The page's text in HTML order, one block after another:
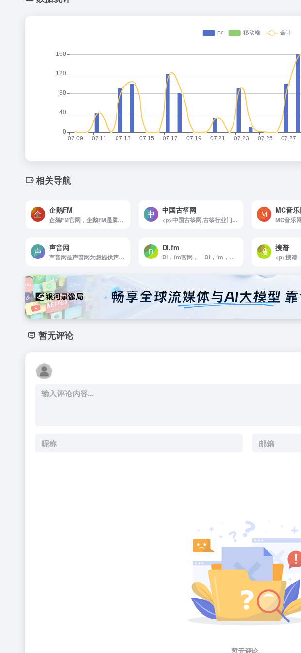
相关导航
企鹅FM
企鹅FM官网，企鹅FM是腾讯公司推出的音频电台分享平台，提供最热门的网络电台节目。点歌台，鬼故事，星座风水，情感节目等系列直播节目每个夜晚陪着你。罗辑思维，偶遇鲁小胖，同道星娱乐大咖网红就在企鹅FM。更有最新最全有声小说如果蜗牛有爱情，盗墓笔记合集，鬼吹灯合集无聊的时候陪着你。企鹅FM应用更能按时段推送内容，能智能判断网络环境的Wi-Fi下载，更有定时播放，专辑内上一次收听提醒等贴心设计，满足你的收听需求。
中国古筝网
<p>中国古筝网,古筝行业门户网站，专业古筝电视频道</p>
MC音乐
声音网
声音网是声音网为您提供声音素材,免注册,立即免费下载海量声音素材,声音素材下载,免费声音素材,免费声音素材下载,声音素材网,声音素材下载网站,免费声音素材下载网站.
Di.fm
Di，fm官网， Di，fm，电子舞曲广播是一个多渠道的网络广播服务平台，专注于电子舞曲学校的音乐推广和创作，收集优秀的电子音乐资源。网站主要提供MP3，WindowsMedia音频，AAC-HE格式，最难能可贵的是网站上所有歌曲都是免费使用的。
搜谱
暂无评论
暂无评论...